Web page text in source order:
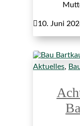
10. Juni
Aktuelles,